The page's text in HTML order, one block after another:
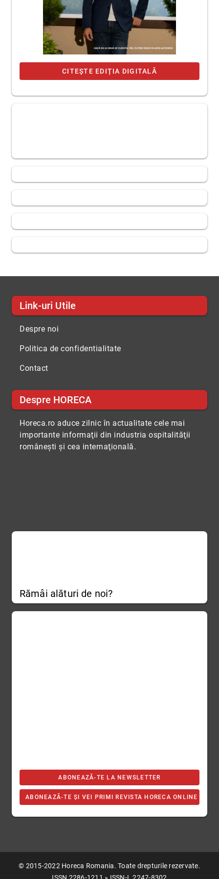
CITEȘTE EDIȚIA DIGITALĂ
Link-uri Utile
Despre noi
Politica de confidentialitate
Contact
Despre HORECA
Horeca.ro aduce zilnic în actualitate cele mai
importante informaţii din industria ospitalităţii
româneşti şi cea internaţională.
Rămâi alături de noi?
ABONEAZĂ-TE LA NEWSLETTER
ABONEAZĂ-TE ȘI VEI PRIMI REVISTA HORECA ONLINE
© 2015-2022 Horeca Romania. Toate drepturile rezervate.